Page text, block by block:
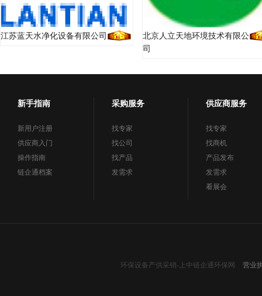
江苏蓝天水净化设备有限公司
北京人立天地环境技术有限公
司
新手指南
新用户注册
供应商入门
操作指南
链企通档案
采购服务
找专家
找公司
找产品
发需求
供应商服务
找专家
找商机
产品发布
发需求
看展会
环保设备产供采销-上中链企通环保网 营业